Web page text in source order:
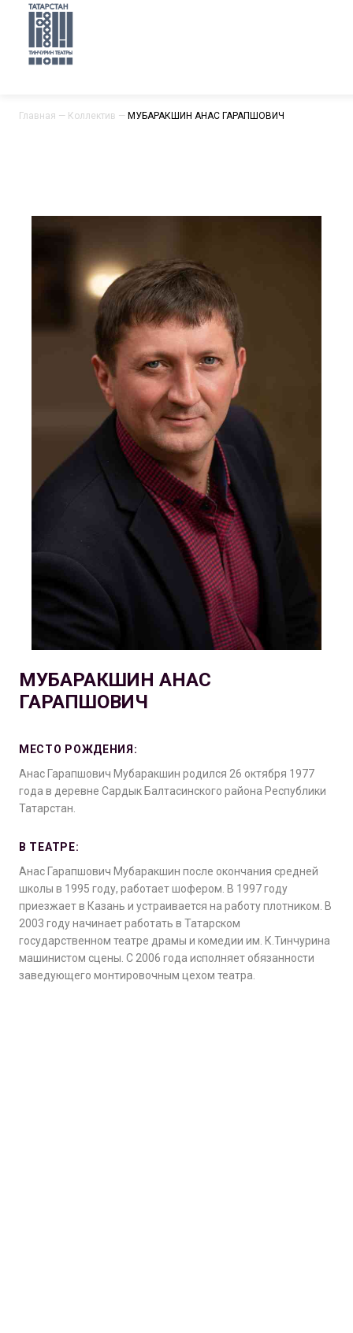
Главная — Коллектив — МУБАРАКШИН АНАС ГАРАПШОВИЧ
МУБАРАКШИН АНАС
ГАРАПШОВИЧ
МЕСТО РОЖДЕНИЯ:
Анас Гарапшович Мубаракшин родился 26 октября 1977
года в деревне Сардык Балтасинского района Республики
Татарстан.
В ТЕАТРЕ:
Анас Гарапшович Мубаракшин после окончания средней
школы в 1995 году, работает шофером. В 1997 году
приезжает в Казань и устраивается на работу плотником. В
2003 году начинает работать в Татарском
государственном театре драмы и комедии им. К.Тинчурина
машинистом сцены. С 2006 года исполняет обязанности
заведующего монтировочным цехом театра.